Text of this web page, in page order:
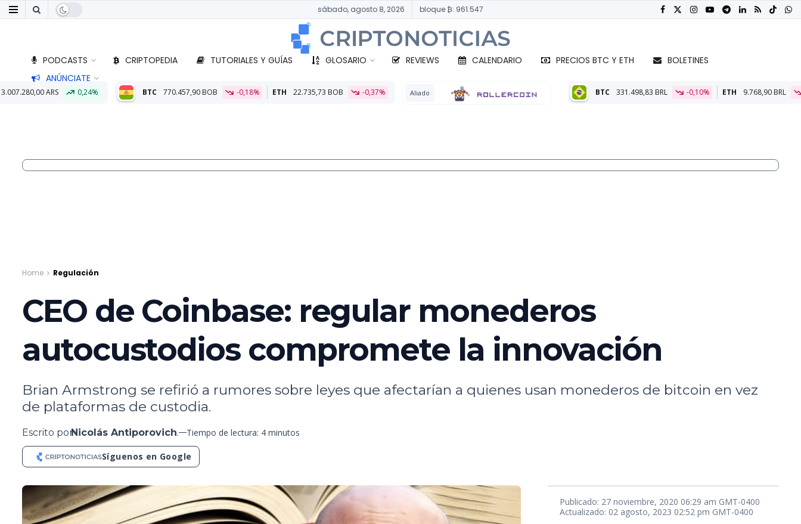
sábado, agosto 8, 2026 bloque ₿: 961.547
PODCASTS CRIPTOPEDIA TUTORIALES Y GUÍAS GLOSARIO REVIEWS CALENDARIO PRECIOS BTC Y ETH
BOLETINES
ANÚNCIATE
BTC 770.457,90 BOB -0,18% ETH 22.735,73 BOB -0,37% Aliado BTC 331.498,83 BRL -0,10% ETH 9.768,90 BRL -0,16% BTC
Home Regulación
CEO de Coinbase: regular monederos
autocustodios compromete la innovación
Brian Armstrong se refirió a rumores sobre leyes que afectarían a quienes usan monederos de bitcoin en vez
de plataformas de custodia.
Escrito porNicolás Antiporovich. Tiempo de lectura: 4 minutos
Síguenos en Google
Publicado: 27 noviembre, 2020 06:29 am GMT-0400
Actualizado: 02 agosto, 2023 02:52 pm GMT-0400